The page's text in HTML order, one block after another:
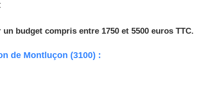
budget compris entre 1750 et 5500 euros TTC.
de Montluçon (3100) :